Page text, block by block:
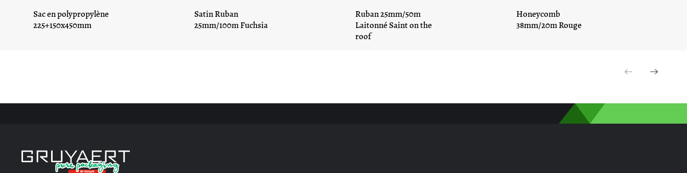
Sac en polypropylène
225+150x450mm
Satin Ruban
25mm/100m Fuchsia
Ruban 25mm/50m
Laitonné Saint on the
roof
Honeycomb
38mm/20m Rouge